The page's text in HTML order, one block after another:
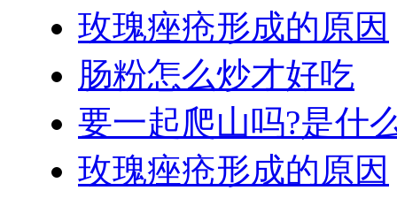
玫瑰痤疮形成的原因
肠粉怎么炒才好吃
要一起爬山吗?是什
玫瑰痤疮形成的原因